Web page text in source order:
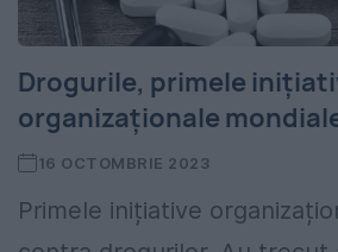
Drogurile, primele
organizaționale
16 OCTOMBRIE 2023
Primele inițiative